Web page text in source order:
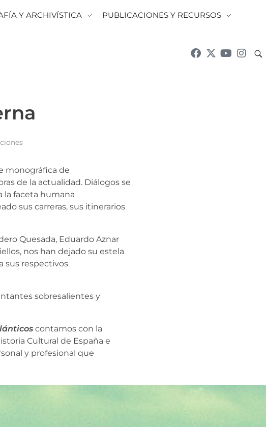
Y ARCHIVÍSTICA PUBLICACIONES Y RECURSOS
monográfica de
de la actualidad. Diálogos se
la faceta humana
sus carreras, sus itinerarios
Quesada, Eduardo Aznar
nos han dejado su estela
sus respectivos
sobresalientes y
contamos con la
Cultural de España e
y profesional que